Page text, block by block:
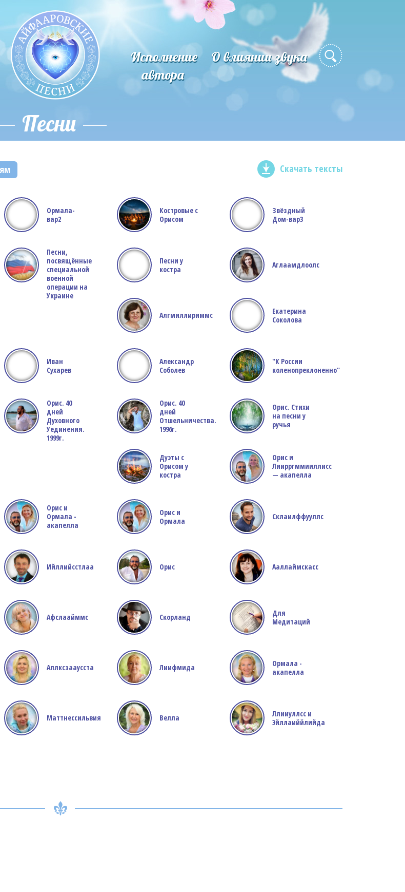
Исполнение
автора
О влиянии звука
Песни
Скачать тексты
Ормала-
вар2
Костровые с
Орисом
Звёздный
Дом-вар3
Песни,
посвящённые
специальной
военной
операции на
Украине
Песни у
костра
Аглаамдлоолс
Алгмиллириммс
Екатерина
Соколова
Иван
Сухарев
Александр
Соболев
"К России
коленопреклоненно"
Орис. 40
дней
Духовного
Уединения.
1999г.
Орис. 40
дней
Отшельничества.
1996г.
Орис. Стихи
на песни у
ручья
Дуэты с
Орисом у
костра
Орис и
Лиирргммииллисс
— акапелла
Орис и
Ормала -
акапелла
Орис и
Ормала
Склаилффууллс
Ийллийсстлаа Орис Ааллаймскасс
Афслаайммс Скорланд
Для
Медитаций
Аллксзааусста Лиифмида
Ормала -
акапелла
Маттнессильвия Велла
Ллииуллсс и
Эйллаиййлийда